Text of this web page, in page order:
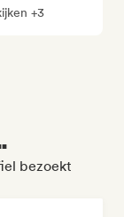
+3
bezoekt